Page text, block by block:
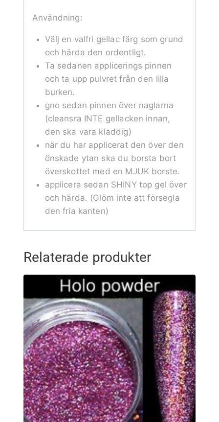
Användning:
Välj en valfri gellac färg som grund
och härda den ordentligt.
Ta sedanen applicerings pinnen
och ta upp pulvret från den lilla
burken.
gno sedan pinnen över naglarna
(cleansra INTE gellacken innan,
den ska vara kladdig)
när du har applicerat den över den
önskade ytan ska du borsta bort
överskottet med en MJUK borste.
applicera sedan SHINY top gel över
och härda. (Glöm inte att försegla
den fria kanten)
Relaterade produkter